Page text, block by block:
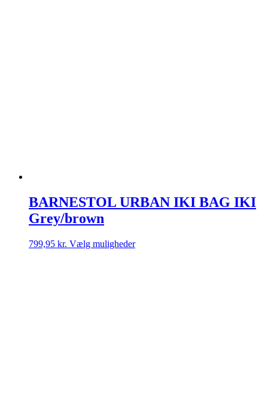
BARNESTOL URBAN IKI BAG IKI
Grey/brown
799,95 kr. Vælg mulighederDette